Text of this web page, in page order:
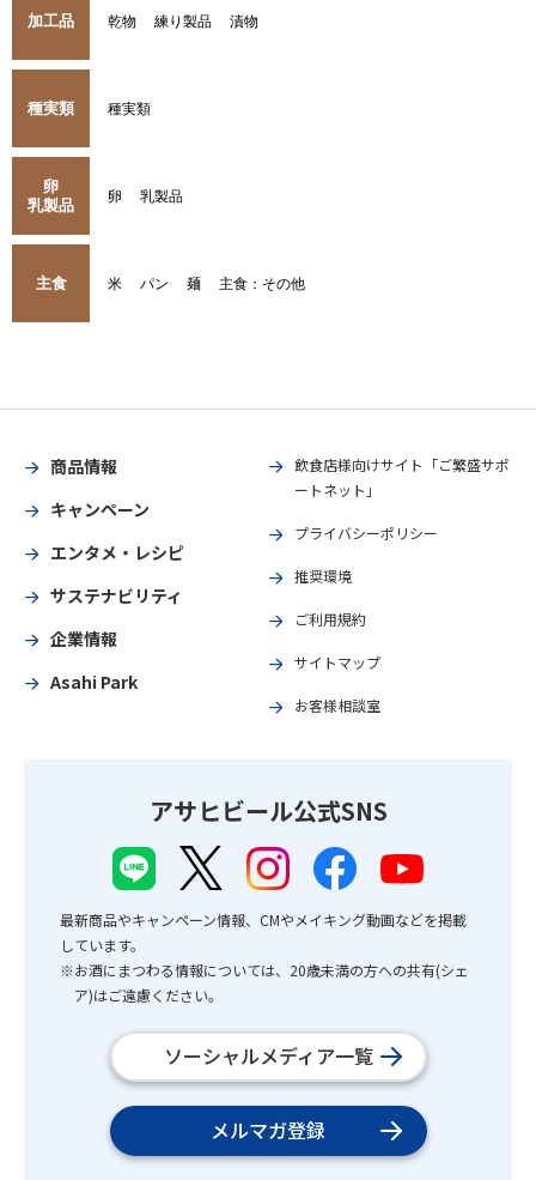
加工品 乾物 練り製品 漬物
種実類 種実類
卵
乳製品
卵 乳製品
主食 米 パン 麺 主食：その他
商品情報
キャンペーン
エンタメ・レシピ
サステナビリティ
企業情報
Asahi Park
飲食店様向けサイト「ご繁盛サポ
ートネット」
プライバシーポリシー
推奨環境
ご利用規約
サイトマップ
お客様相談室
アサヒビール公式SNS
最新商品やキャンペーン情報、CMやメイキング動画などを掲載
しています。
※お酒にまつわる情報については、20歳未満の方への共有(シェ
ア)はご遠慮ください。
ソーシャルメディア一覧
メルマガ登録